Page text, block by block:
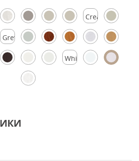
Cream
Silk
Grey
Silk
White